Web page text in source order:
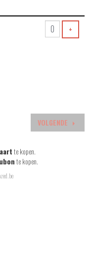
+
VOLGENDE
te kopen.
te kopen.